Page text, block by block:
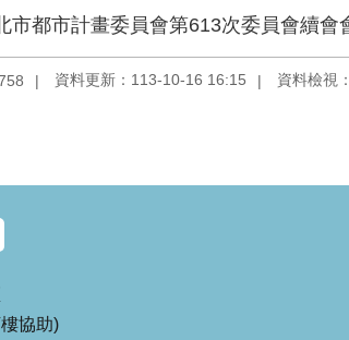
市都市計畫委員會第613次委員會續會
資料更新：113-10-16 16:15 資料檢視
協助)